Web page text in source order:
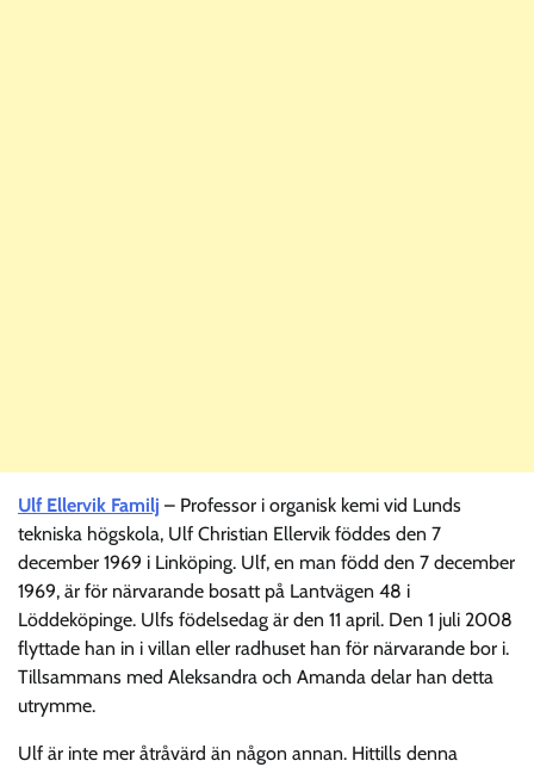
Ulf Ellervik Familj – Professor i organisk kemi vid Lunds
tekniska högskola, Ulf Christian Ellervik föddes den 7
december 1969 i Linköping. Ulf, en man född den 7 december
1969, är för närvarande bosatt på Lantvägen 48 i
Löddeköpinge. Ulfs födelsedag är den 11 april. Den 1 juli 2008
flyttade han in i villan eller radhuset han för närvarande bor i.
Tillsammans med Aleksandra och Amanda delar han detta
utrymme.
Ulf är inte mer åtråvärd än någon annan. Hittills denna